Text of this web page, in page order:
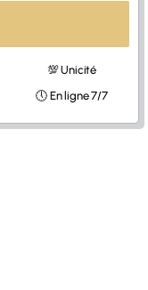
💯 Unicité
🕔 En ligne 7/7